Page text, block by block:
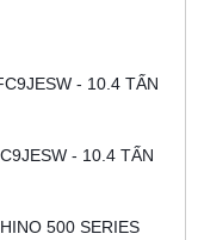
- 10.4 TẤN
- 10.4 TẤN
500 SERIES